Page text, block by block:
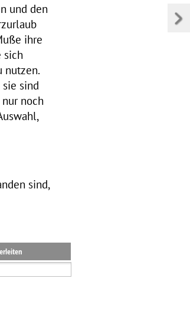
und den
ihre
sich
nutzen.
sind
noch
sind,